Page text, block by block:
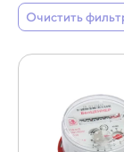
Очистить